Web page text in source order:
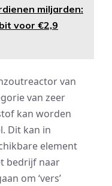
miljarden:
voor €2,9
van
van zeer
kan worden
Dit kan in
element
bedrijf naar
om ‘vers’